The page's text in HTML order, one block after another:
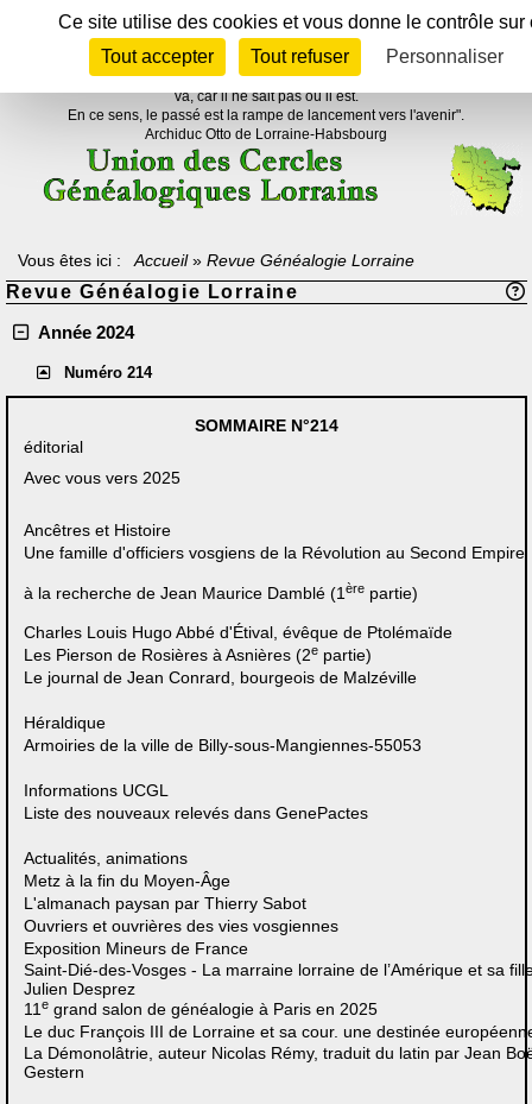
Texte à méditer :
"Celui qui ne sait pas d'où il vient ne peut savoir où il
va, car il ne sait pas où il est.
En ce sens, le passé est la rampe de lancement vers l'avenir".
Archiduc Otto de Lorraine-Habsbourg
Vous êtes ici : Accueil» Revue Généalogie Lorraine
Revue Généalogie Lorraine
Année 2024
Numéro 214
SOMMAIREN°214
éditorial
Avec vous vers 2025
Ancêtres et Histoire
Une famille d'officiers vosgiens de la Révolution au Second Empire
à la recherche de Jean Maurice Damblé (1 èrepartie)
Charles Louis Hugo Abbé d'Étival, évêque de Ptolémaïde
Les Pierson de Rosières à Asnières (2epartie)
Le journal de Jean Conrard, bourgeois de Malzéville
Héraldique
Armoiries de la ville de Billy-sous-Mangiennes-55053
Informations UCGL
Liste des nouveaux relevés dans GenePactes
Actualités, animations
Metz à la fin du Moyen-Âge
L'almanach paysan par Thierry Sabot
Ouvriers et ouvrières des vies vosgiennes
Exposition Mineurs de France
Saint-Dié-des-Vosges - La marraine lorraine de l’Amérique et sa
Julien Desprez
11 egrand salon de généalogie à Paris en 2025
Le duc François III de Lorraine et sa cour. une destinée
La Démonolâtrie, auteur Nicolas Rémy, traduit du latin par Jean
Gestern
Ce site utilise des cookies et vous donne le contrôle
Tout accepter
Tout refuser Personnaliser